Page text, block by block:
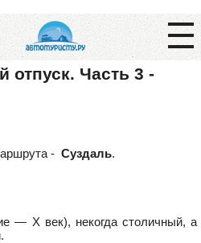
отпуск. Часть 3 -
- Суздаль.
— X век), некогда столичный, а